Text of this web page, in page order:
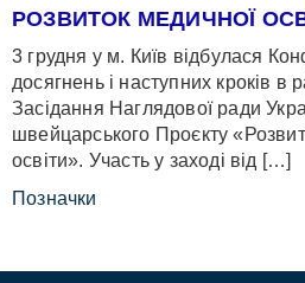
РОЗВИТОК МЕДИЧНОЇ
3 грудня у м. Київ відбулася
досягнень і наступних кроків в
Засідання Наглядової ради
швейцарського Проєкту
освіти». Участь у заході від […]
Позначки